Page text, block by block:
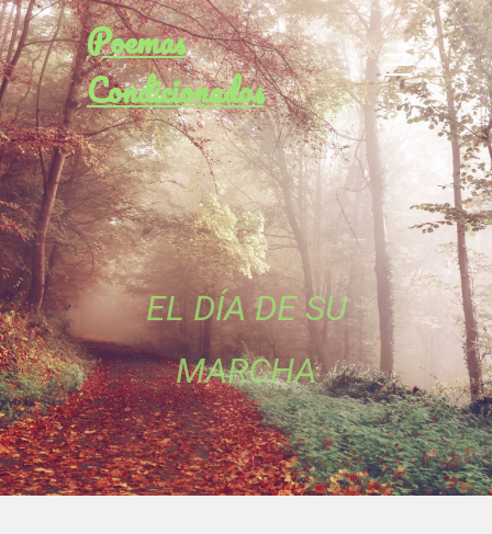
Poemas
Condicionados
EL DÍA DE SU
MARCHA